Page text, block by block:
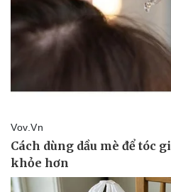
Doanh nghiệp
Thông tin doanh nghiệp
Vì cộng đồng